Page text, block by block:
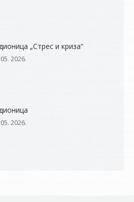
„Стрес и криза“
2026.
2026.